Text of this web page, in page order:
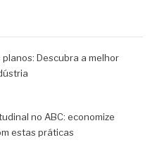
Descubra a melhor
no ABC: economize
estas práticas